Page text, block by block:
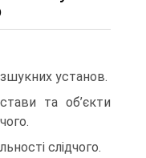
установ.
та об’єкти
слідчого.